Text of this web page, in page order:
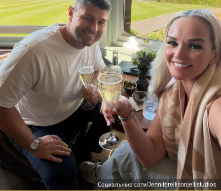
Социальные сети/Jenniferellisonjellistudios